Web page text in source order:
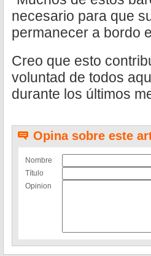
necesario para que
permanecer a bordo
Creo que esto
voluntad de todos
durante los últimos
Opina sobre este
Nombre
Título
Opinion